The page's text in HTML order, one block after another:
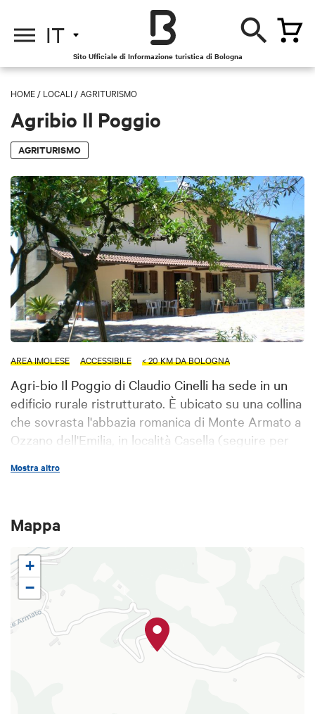
IT
Sito Ufficiale di Informazione turistica di Bologna
HOME / LOCALI /AGRITURISMO
Agribio Il Poggio
AGRITURISMO
AREA IMOLESE ACCESSIBILE < 20 KM DA BOLOGNA
Agri-bio Il Poggio di Claudio Cinelli ha sede in un
edificio rurale ristrutturato. È ubicato su una collina
che sovrasta l'abbazia romanica di Monte Armato a
Ozzano dell'Emilia, in località Casella (seguire per
Mostra altro
Mappa
+
−